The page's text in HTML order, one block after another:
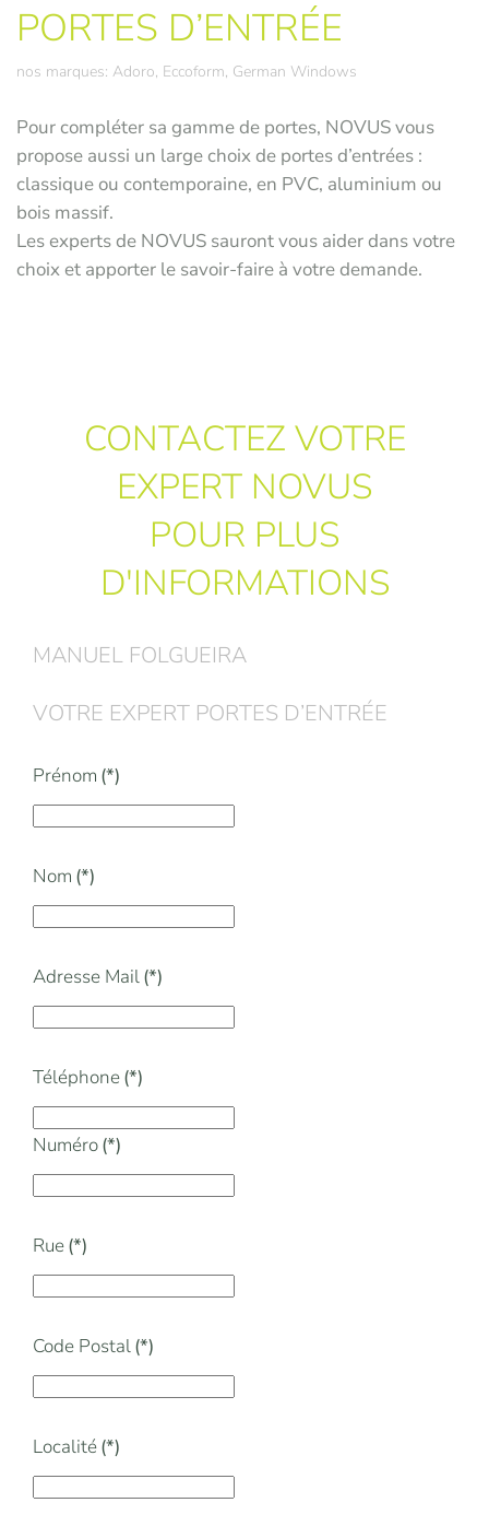
PORTES D’ENTRÉE
nos marques: Adoro, Eccoform, German Windows
Pour compléter sa gamme de portes, NOVUS vous
propose aussi un large choix de portes d’entrées :
classique ou contemporaine, en PVC, aluminium ou
bois massif.
Les experts de NOVUS sauront vous aider dans votre
choix et apporter le savoir-faire à votre demande.
CONTACTEZ VOTRE
EXPERT NOVUS
POUR PLUS
D'INFORMATIONS
MANUEL FOLGUEIRA
VOTRE EXPERT PORTES D’ENTRÉE
Prénom (*)
Nom (*)
Adresse Mail(*)
Téléphone(*)
Numéro(*)
Rue(*)
Code Postal(*)
Localité(*)